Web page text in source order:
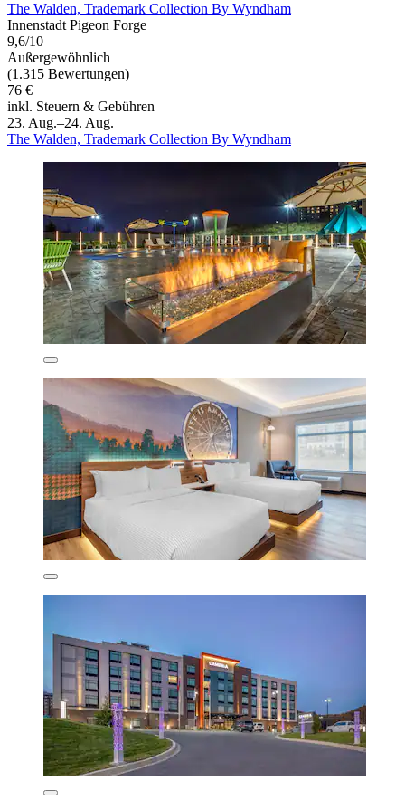
The Walden, Trademark Collection By Wyndham
Innenstadt Pigeon Forge
9,6/10
Außergewöhnlich
(1.315 Bewertungen)
76 €
inkl. Steuern & Gebühren
23. Aug.–24. Aug.
The Walden, Trademark Collection By Wyndham